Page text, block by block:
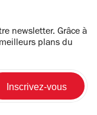
newsletter. Grâce à
plans du